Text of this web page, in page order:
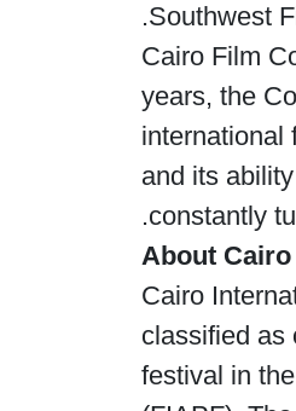
Southwest
Cairo Film
years, the
international
and its
constantly
About
Cairo
classified as
festival in